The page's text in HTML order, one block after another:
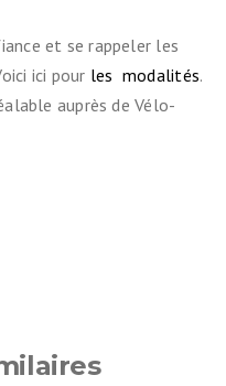
et se rappeler les
ici pour les modalités.
auprès de Vélo-